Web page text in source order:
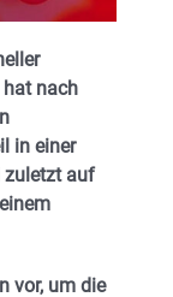
hat nach
in einer
zuletzt auf
vor, um die